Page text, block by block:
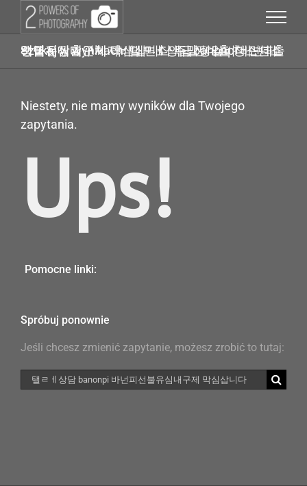
Przejdź
Szukaj w wynikach: 탤ㄹㅔ상담 banonpi 바넌피선불유심내구제 막심삽니다 주말당일비대면대출 평택시장기연체자비대면소액급전대출 청소년소액급전대출
Niestety, nie mamy wyników dla Twojego
zapytania.
Ups!
Pomocne linki:
Spróbuj ponownie
Jeśli chcesz zmienić zapytanie, możesz zrobić to tutaj:
Szukaj